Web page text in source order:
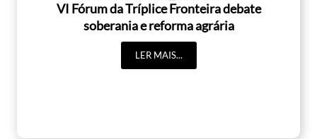
VI Fórum da Tríplice Fronteira debate
soberania e reforma agrária
LER MAIS...